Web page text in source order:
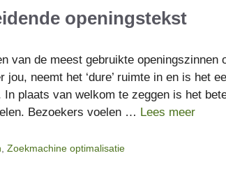
openingstekst
van de meest gebruikte openingszinnen
neemt het ‘dure’ ruimte in en is het
plaats van welkom te zeggen is het
Bezoekers voelen … Lees meer
,Zoekmachine optimalisatie